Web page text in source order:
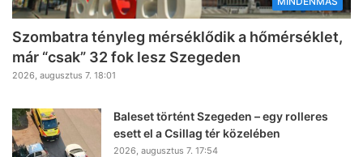
Szombatra tényleg mérséklődik a hőmérséklet,
már “csak” 32 fok lesz Szegeden
2026, augusztus 7. 18:01
Baleset történt Szegeden – egy rolleres
esett el a Csillag tér közelében
2026, augusztus 7. 17:54